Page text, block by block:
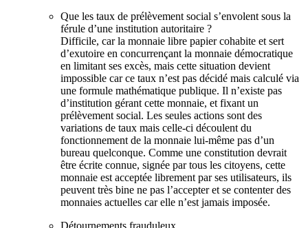
Que les taux de prélèvement social s’envolent sous la
férule d’une institution autoritaire ?
Difficile, car la monnaie libre papier cohabite et sert
d’exutoire en concurrençant la monnaie démocratique
en limitant ses excès, mais cette situation devient
impossible car ce taux n’est pas décidé mais calculé via
une formule mathématique publique. Il n’existe pas
d’institution gérant cette monnaie, et fixant un
prélèvement social. Les seules actions sont des
variations de taux mais celle-ci découlent du
fonctionnement de la monnaie lui-même pas d’un
bureau quelconque. Comme une constitution devrait
être écrite connue, signée par tous les citoyens, cette
monnaie est acceptée librement par ses utilisateurs, ils
peuvent très bine ne pas l’accepter et se contenter des
monnaies actuelles car elle n’est jamais imposée.